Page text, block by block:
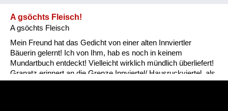
A gsöchts Fleisch!
A gsöchts Fleisch
Mein Freund hat das Gedicht von einer alten Innviertler
Bäuerin gelernt! Ich von Ihm, hab es noch in keinem
Mundartbuch entdeckt! Vielleicht wirklich mündlich überliefert!
Granatz erinnert an die Grenze Innviertel/ Hausruckviertel, als